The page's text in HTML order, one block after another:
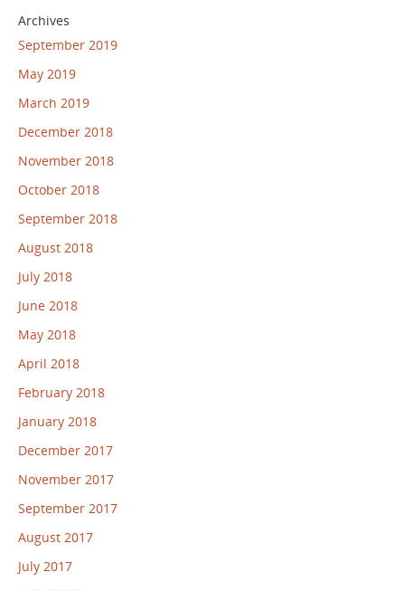
Archives
September 2019
May 2019
March 2019
December 2018
November 2018
October 2018
September 2018
August 2018
July 2018
June 2018
May 2018
April 2018
February 2018
January 2018
December 2017
November 2017
September 2017
August 2017
July 2017